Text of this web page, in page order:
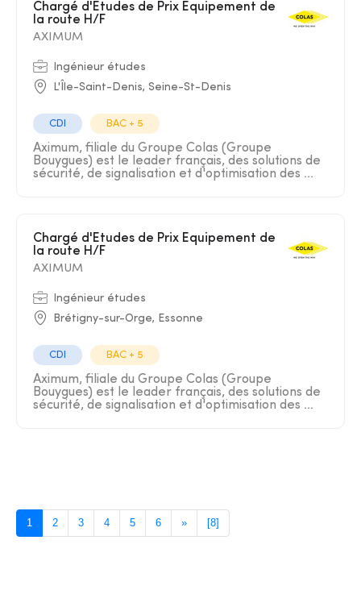
Chargé d'Etudes de Prix Equipement de
la route H/F
AXIMUM
Ingénieur études
L'Île-Saint-Denis, Seine-St-Denis
CDI BAC + 5
Aximum, filiale du Groupe Colas (Groupe
Bouygues) est le leader français, des solutions de
sécurité, de signalisation et d'optimisation des ...
Chargé d'Etudes de Prix Equipement de
la route H/F
AXIMUM
Ingénieur études
Brétigny-sur-Orge, Essonne
CDI BAC + 5
Aximum, filiale du Groupe Colas (Groupe
Bouygues) est le leader français, des solutions de
sécurité, de signalisation et d'optimisation des ...
1 2 3 4 5 6 » [8]